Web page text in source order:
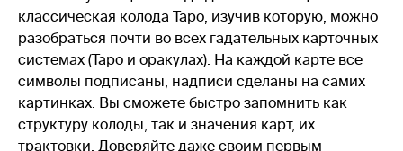
классическая колода Таро, изучив которую, можно
разобраться почти во всех гадательных карточных
системах (Таро и оракулах). На каждой карте все
символы подписаны, надписи сделаны на самих
картинках. Вы сможете быстро запомнить как
структуру колоды, так и значения карт, их
трактовки. Доверяйте даже своим первым